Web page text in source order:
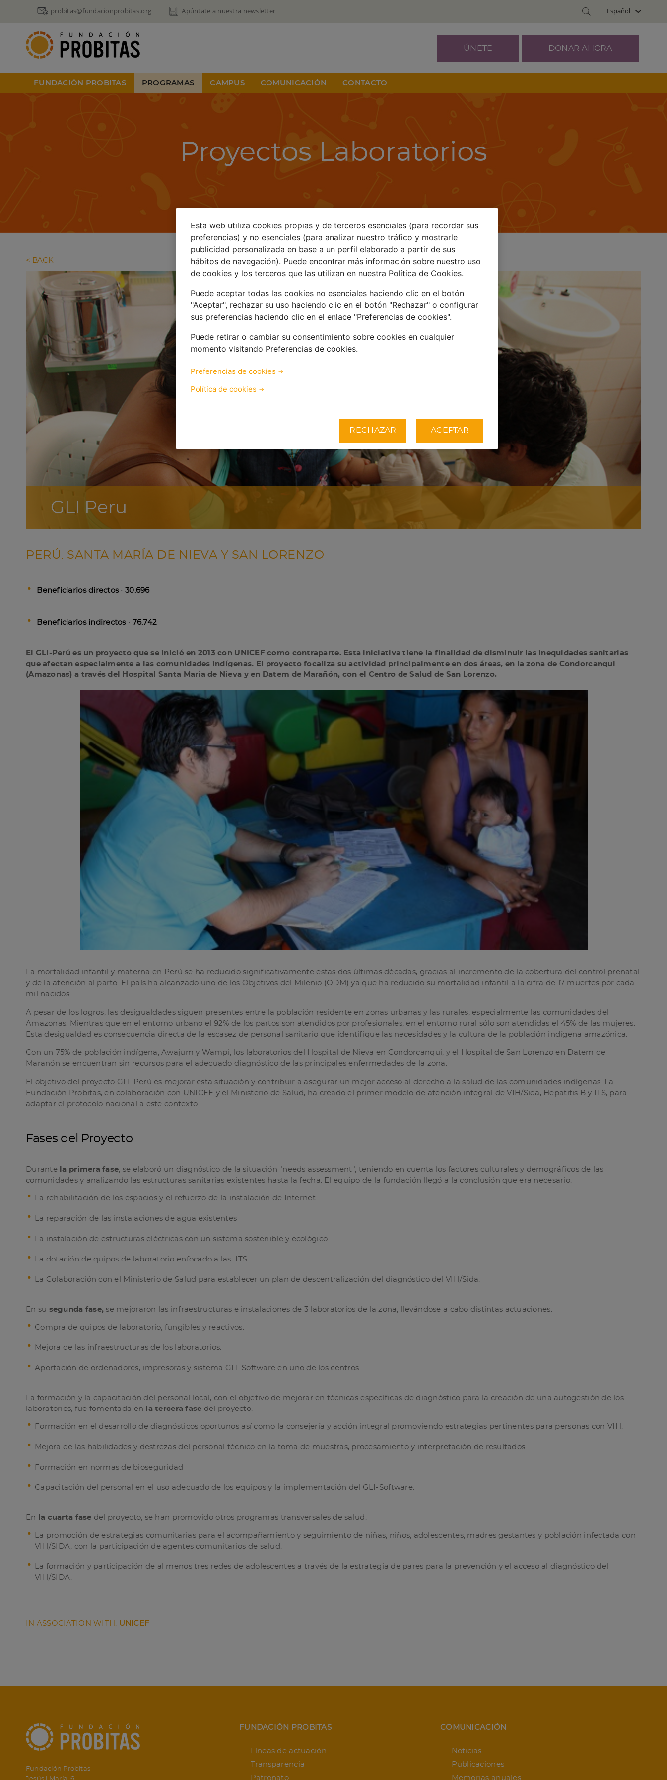
Español
probitas@fundacionprobitas.org Apúntate a nuestra newsletter
ÚNETE DONAR AHORA
FUNDACIÓN PROBITAS PROGRAMAS CAMPUS COMUNICACIÓN CONTACTO
Proyectos Laboratorios
BACK
GLI Peru
PERÚ. SANTA MARÍA DE NIEVA Y SAN LORENZO
Beneficiarios directos · 30.696
Beneficiarios indirectos · 76.742
El GLI-Perú es un proyecto que se inició en 2013 con UNICEF como contraparte. Esta iniciativa tiene la finalidad de disminuir las inequidades sanitarias
que afectan especialmente a las comunidades indígenas. El proyecto focaliza su actividad principalmente en dos áreas, en la zona de Condorcanqui
(Amazonas) a través del Hospital Santa María de Nieva y en Datem de Marañón, con el Centro de Salud de San Lorenzo.
La mortalidad infantil y materna en Perú se ha reducido significativamente estas dos últimas décadas, gracias al incremento de la cobertura del control prenatal
y de la atención al parto. El país ha alcanzado uno de los Objetivos del Milenio (ODM) ya que ha reducido su mortalidad infantil a la cifra de 17 muertes por cada
mil nacidos.
A pesar de los logros, las desigualdades siguen presentes entre la población residente en zonas urbanas y las rurales, especialmente las comunidades del
Amazonas. Mientras que en el entorno urbano el 92% de los partos son atendidos por profesionales, en el entorno rural sólo son atendidas el 45% de las mujeres.
Esta desigualdad es consecuencia directa de la escasez de personal sanitario que identifique las necesidades y la cultura de la población indígena amazónica.
Con un 75% de población indígena, Awajum y Wampi, los laboratorios del Hospital de Nieva en Condorcanqui, y el Hospital de San Lorenzo en Datem de
Maranón se encuentran sin recursos para el adecuado diagnóstico de las principales enfermedades de la zona.
El objetivo del proyecto GLI-Perú es mejorar esta situación y contribuir a asegurar un mejor acceso al derecho a la salud de las comunidades indígenas. La
Fundación Probitas, en colaboración con UNICEF y el Ministerio de Salud, ha creado el primer modelo de atención integral de VIH/Sida, Hepatitis B y ITS, para
adaptar el protocolo nacional a este contexto.
Fases del Proyecto
Durante la primera fase, se elaboró un diagnóstico de la situación "needs assessment", teniendo en cuenta los factores culturales y demográficos de las
comunidades y analizando las estructuras sanitarias existentes hasta la fecha. El equipo de la fundación llegó a la conclusión que era necesario:
La rehabilitación de los espacios y el refuerzo de la instalación de Internet.
La reparación de las instalaciones de agua existentes
La instalación de estructuras eléctricas con un sistema sostenible y ecológico.
La dotación de quipos de laboratorio enfocado a las ITS.
La Colaboración con el Ministerio de Salud para establecer un plan de descentralización del diagnóstico del VIH/Sida.
En su segunda fase, se mejoraron las infraestructuras e instalaciones de 3 laboratorios de la zona, llevándose a cabo distintas actuaciones:
Compra de quipos de laboratorio, fungibles y reactivos.
Mejora de las infraestructuras de los laboratorios.
Aportación de ordenadores, impresoras y sistema GLI-Software en uno de los centros.
La formación y la capacitación del personal local, con el objetivo de mejorar en técnicas específicas de diagnóstico para la creación de una autogestión de los
laboratorios, fue fomentada en
la tercera fase del proyecto.
Formación en el desarrollo de diagnósticos oportunos así como la consejería y acción integral promoviendo estrategias pertinentes para personas con VIH.
Mejora de las habilidades y destrezas del personal técnico en la toma de muestras, procesamiento y interpretación de resultados.
Formación en normas de bioseguridad
Capacitación del personal en el uso adecuado de los equipos y la implementación del GLI-Software.
En la cuarta fase del proyecto, se han promovido otros programas transversales de salud.
La promoción de estrategias comunitarias para el acompañamiento y seguimiento de niñas, niños, adolescentes, madres gestantes y población infectada con
VIH/SIDA, con la participación de agentes comunitarios de salud.
La formación y participación de al menos tres redes de adolescentes a través de la estrategia de pares para la prevención y el acceso al diagnóstico del
VIH/SIDA.
IN ASSOCIATION WITH: UNICEF
Fundación Probitas
FUNDACIÓN PROBITAS
Líneas de actuación
Transparencia
Patronato
COMUNICACIÓN
Noticias
Publicaciones
Memorias anuales
Esta web utiliza cookies propias y de terceros esenciales (para recordar sus
preferencias) y no esenciales (para analizar nuestro tráfico y mostrarle
publicidad personalizada en base a un perfil elaborado a partir de sus
hábitos de navegación). Puede encontrar más información sobre nuestro uso
de cookies y los terceros que las utilizan en nuestra Política de Cookies.
Puede aceptar todas las cookies no esenciales haciendo clic en el botón
"Aceptar", rechazar su uso haciendo clic en el botón "Rechazar" o configurar
sus preferencias haciendo clic en el enlace "Preferencias de cookies".
Puede retirar o cambiar su consentimiento sobre cookies en cualquier
momento visitando Preferencias de cookies.
Preferencias de cookies
Política de cookies
RECHAZAR ACEPTAR